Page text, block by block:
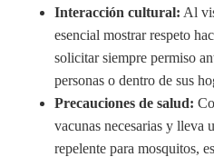
Interacción cultural: Al
esencial mostrar respeto
solicitar siempre permiso
personas o dentro de sus
Precauciones de salud:
vacunas necesarias y lleva
repelente para mosquitos,